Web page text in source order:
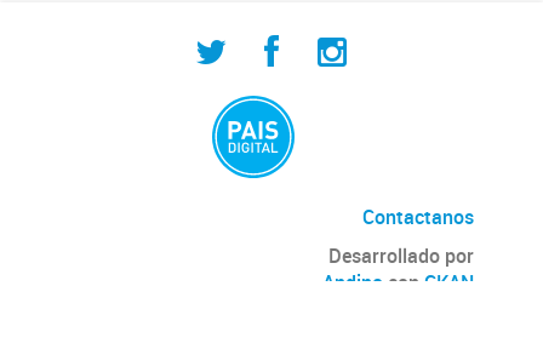
Contactanos
Desarrollado por
Andino con CKAN